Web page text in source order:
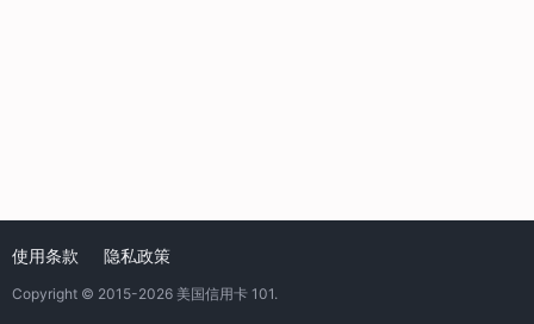
使用条款 隐私政策
Copyright © 2015-2026 美国信用卡 101.